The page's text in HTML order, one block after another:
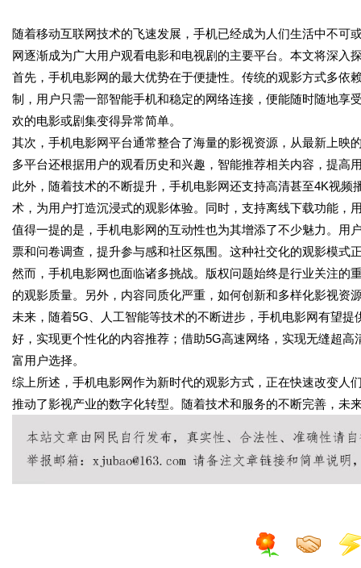
随着移动互联网技术的飞速发展，手机已经成为人们生活中不
网逐渐成为广大用户观看电影和电视剧的主要平台。本文将深
首先，手机电影网的最大优势在于便捷性。传统的观影方式多依
制，用户只需一部智能手机和稳定的网络连接，便能随时随地享
欢的电影或剧集变得异常简单。
其次，手机电影网平台通常整合了海量的影视资源，从最新上映
多平台还根据用户的观看历史和兴趣，智能推荐相关内容，提高
此外，随着技术的不断提升，手机电影网还支持高清甚至4K视
术，为用户打造沉浸式的观影体验。同时，支持离线下载功能，
值得一提的是，手机电影网的互动性也为其增添了不少魅力。用
票和问卷调查，提升参与感和社区氛围。这种社交化的观影模式
然而，手机电影网也面临诸多挑战。版权问题始终是行业关注的
的观影质量。另外，内容同质化严重，如何创新和多样化影视资
未来，随着5G、人工智能等技术的不断进步，手机电影网有望
好，实现更个性化的内容推荐；借助5G高速网络，实现无缝超
富用户选择。
综上所述，手机电影网作为新时代的观影方式，正在快速改变人
推动了影视产业的数字化转型。随着技术和服务的不断完善，未